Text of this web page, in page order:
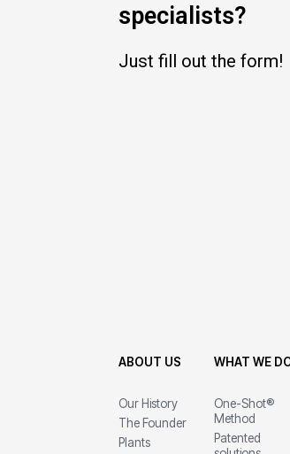
specialists?
Just fill out the form!
ABOUT US
Our History
The Founder
Plants
WHAT WE
One-Shot®
Method
Patented